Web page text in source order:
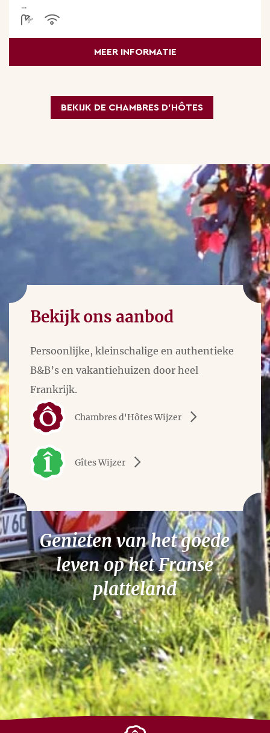
...
MEER INFORMATIE
BEKIJK DE CHAMBRES D’HÔTES
Bekijk ons aanbod
Persoonlijke, kleinschalige en authentieke
B&B’s en vakantiehuizen door heel
Frankrijk.
Chambres d'Hôtes Wijzer
Gîtes Wijzer
Genieten van het goede
leven op het Franse
platteland